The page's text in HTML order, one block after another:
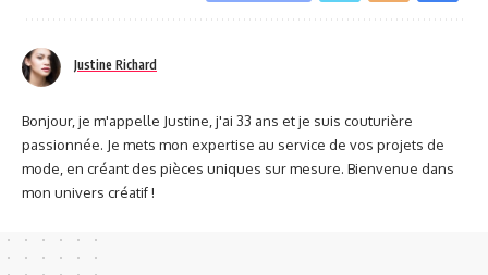
Justine Richard
Bonjour, je m'appelle Justine, j'ai 33 ans et je suis couturière
passionnée. Je mets mon expertise au service de vos projets de
mode, en créant des pièces uniques sur mesure. Bienvenue dans
mon univers créatif !